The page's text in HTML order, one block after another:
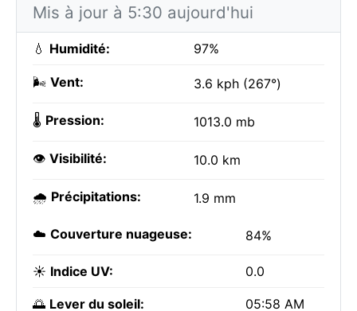
Mis à jour à 5:30 aujourd'hui
💧 Humidité: 97%
🌬️ Vent: 3.6 kph (267°)
🌡️ Pression: 1013.0 mb
👁️ Visibilité: 10.0 km
🌧️ Précipitations: 1.9 mm
☁️ Couverture nuageuse: 84%
☀️ Indice UV: 0.0
🌅 Lever du soleil: 05:58 AM